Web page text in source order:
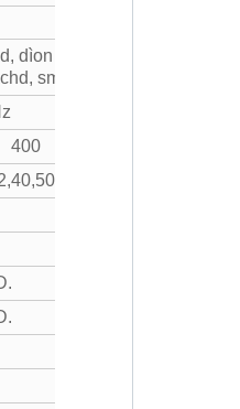
dìon cus
smachd
400